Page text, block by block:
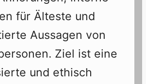
für Älteste und
Aussagen von
Ziel ist eine
und ethisch